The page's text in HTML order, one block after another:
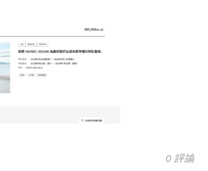
0 評論